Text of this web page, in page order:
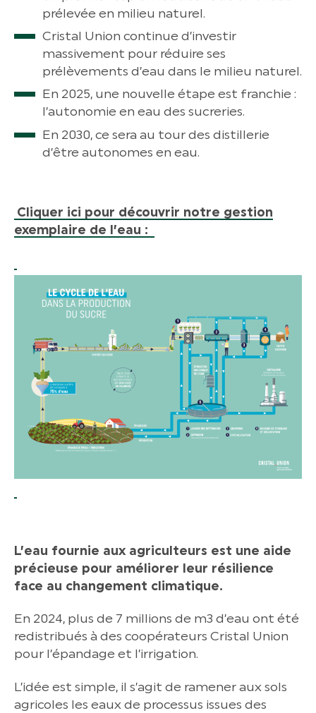
prélevée en milieu naturel.
Cristal Union continue d’investir
massivement pour réduire ses
prélèvements d’eau dans le milieu naturel.
En 2025, une nouvelle étape est franchie :
l’autonomie en eau des sucreries.
En 2030, ce sera au tour des distillerie
d’être autonomes en eau.
Cliquer ici pour découvrir notre gestion
exemplaire de l’eau :
L’eau fournie aux agriculteurs est une aide
précieuse pour améliorer leur résilience
face au changement climatique.
En 2024, plus de 7 millions de m3 d’eau ont été
redistribués à des coopérateurs Cristal Union
pour l’épandage et l’irrigation.
L’idée est simple, il s’agit de ramener aux sols
agricoles les eaux de processus issues des